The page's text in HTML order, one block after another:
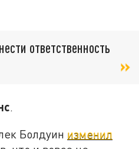
ответственность
.
Болдуин изменил